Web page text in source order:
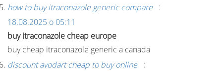
how to buy itraconazole generic compare :
18.08.2025 о 05:11
buy itraconazole cheap europe
buy cheap itraconazole generic a canada
discount avodart cheap to buy online :